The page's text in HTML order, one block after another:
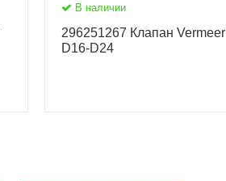
В наличии
296251267 Клапан Vermeer
D16-D24